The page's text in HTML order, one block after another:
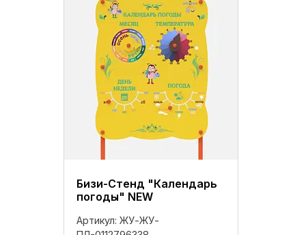
Бизи-Стенд "Календарь
погоды" NEW
Артикул: ЖУ-ЖУ-